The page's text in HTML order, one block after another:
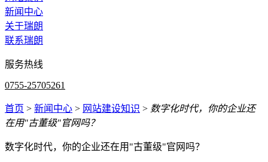
新闻中心
关于瑞朗
联系瑞朗
服务热线
0755-25705261
首页 > 新闻中心 > 网站建设知识 > 数字化时代，你的企业还
在用"古董级"官网吗？
数字化时代，你的企业还在用"古董级"官网吗？